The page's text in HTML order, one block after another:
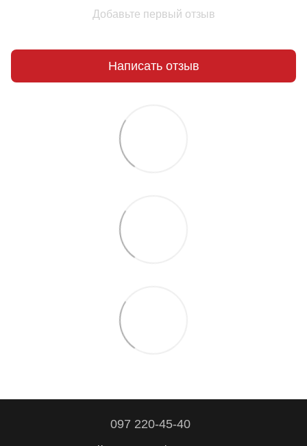
Добавьте первый отзыв
Написать отзыв
097 220-45-40